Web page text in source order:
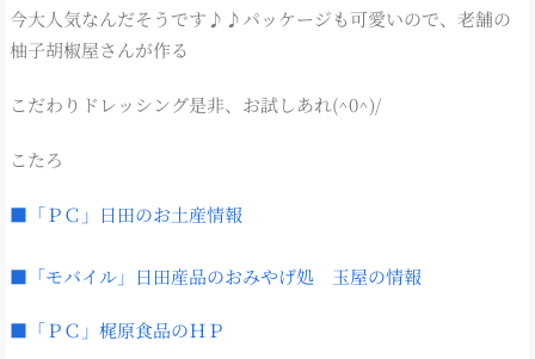
今大人気なんだそうです♪♪パッケージも可愛いので、老舗の
柚子胡椒屋さんが作る
こだわりドレッシング是非、お試しあれ(^0^)/
こたろ
■「ＰＣ」日田のお土産情報
■「モバイル」日田産品のおみやげ処 玉屋の情報
■「ＰＣ」梶原食品のＨＰ